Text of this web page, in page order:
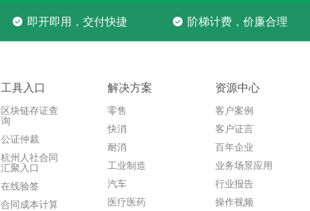
即开即用，交付快捷 阶梯计费，价廉合理
工具入口
区块链存证查
询
公证仲裁
杭州人社合同
汇聚入口
在线验签
合同成本计算
解决方案
零售
快消
耐消
工业制造
汽车
医疗医药
资源中心
客户案例
客户证言
百年企业
业务场景应用
行业报告
操作视频